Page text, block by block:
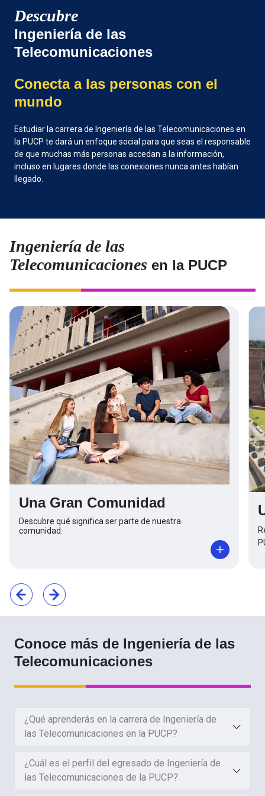
Descubre
Ingeniería de las
Telecomunicaciones
Conecta a las personas con el
mundo
Estudiar la carrera de Ingeniería de las Telecomunicaciones en
la PUCP te dará un enfoque social para que seas el responsable
de que muchas más personas accedan a la información,
incluso en lugares donde las conexiones nunca antes habían
llegado.
Ingeniería de las
Telecomunicaciones en la PUCP
Una Gran Comunidad
Descubre qué significa ser parte de nuestra
comunidad.
Conoce más de Ingeniería de las
Telecomunicaciones
¿Qué aprenderás en la carrera de Ingeniería de
las Telecomunicaciones en la PUCP?
¿Cuál es el perfil del egresado de Ingeniería de
las Telecomunicaciones de la PUCP?